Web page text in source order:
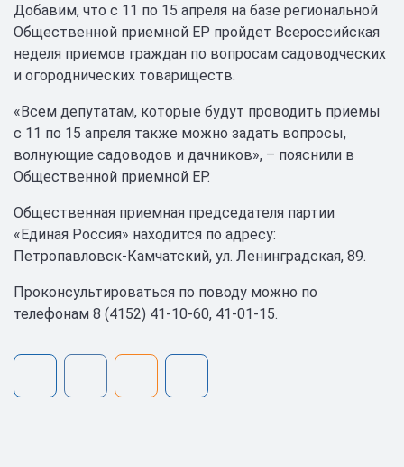
Добавим, что с 11 по 15 апреля на базе региональной
Общественной приемной ЕР пройдет Всероссийская
неделя приемов граждан по вопросам садоводческих
и огороднических товариществ.
«Всем депутатам, которые будут проводить приемы
с 11 по 15 апреля также можно задать вопросы,
волнующие садоводов и дачников», – пояснили в
Общественной приемной ЕР.
Общественная приемная председателя партии
«Единая Россия» находится по адресу:
Петропавловск-Камчатский, ул. Ленинградская, 89.
Проконсультироваться по поводу можно по
телефонам 8 (4152) 41-10-60, 41-01-15.